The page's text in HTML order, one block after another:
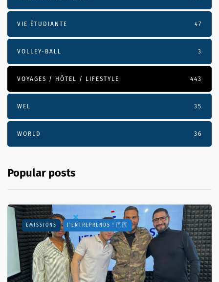
VIE ÉTUDIANTE 47
VOLLEY-BALL 3
VOYAGES / HÔTEL / LIFESTYLE 443
WEL 35
WORLD 36
Popular posts
EMISSIONS J'ENTREPRENDS ! 🇫🇷